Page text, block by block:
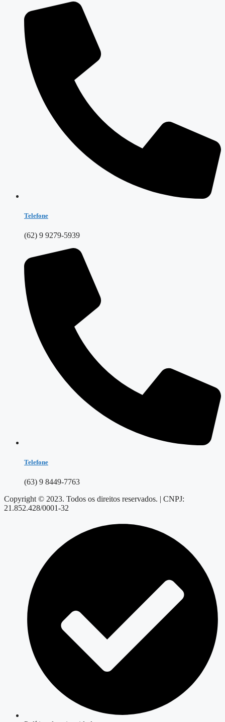
Telefone
(62) 9 9279-5939
Telefone
(63) 9 8449-7763
Copyright © 2023. Todos os direitos reservados. | CNPJ:
21.852.428/0001-32